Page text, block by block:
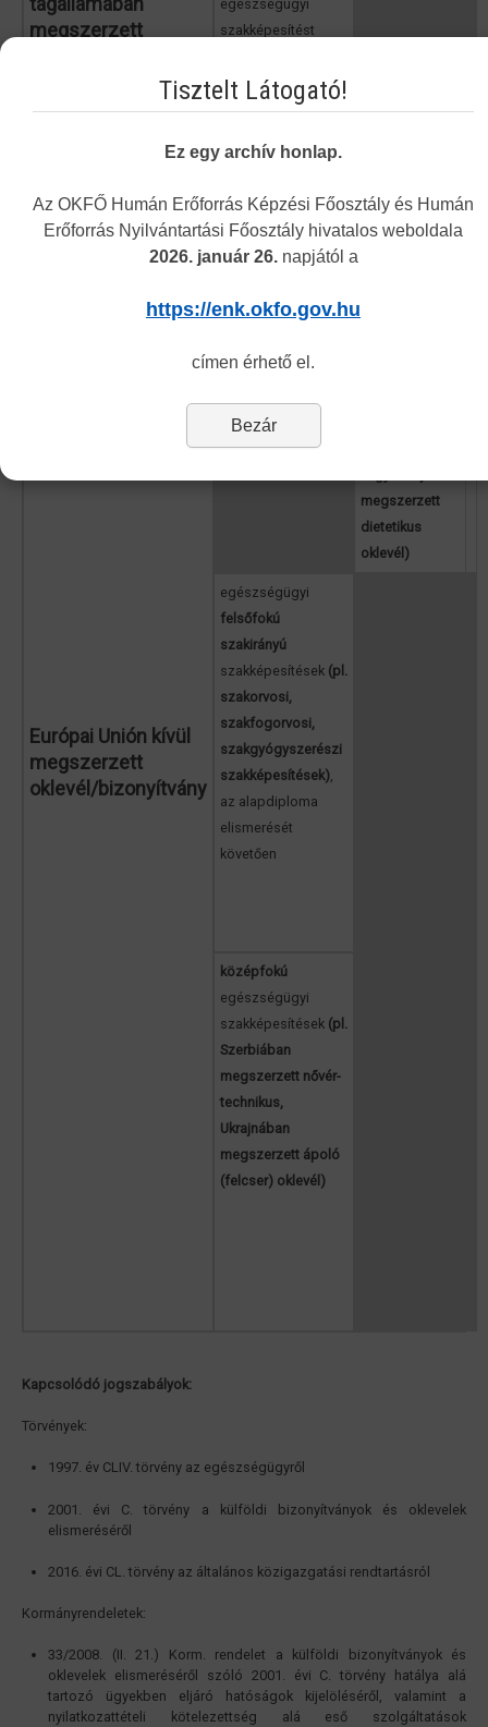
megszerzett
egészségügyi
szakképesítést
oklevél/bizonyítvány
egészségügyi
felsőfokú
megszerzett
dietetikus
oklevél)
Európai Unión kívül
megszerzett
oklevél/bizonyítvány
egészségügyi
felsőfokú
szakirányú
szakképesítések (pl.
szakorvosi,
szakfogorvosi,
szakgyógyszerészi
szakképesítések)
az alapdiploma
elismerését
követően
középfokú
egészségügyi
szakképesítések (pl.
Szerbiában
megszerzett nővér-
technikus,
Ukrajnában
megszerzett ápoló
(felcser) oklevél)
Kapcsolódó jogszabályok:
Törvények:
1997. év CLIV. törvény az egészségügyről
2001. évi C. törvény a külföldi bizonyítványok és oklevelek
elismeréséről
2016. évi CL. törvény az általános közigazgatási rendtartásról
Kormányrendeletek:
33/2008. (II. 21.) Korm. rendelet a külföldi bizonyítványok és
oklevelek elismeréséről szóló 2001. évi C. törvény hatálya alá
tartozó ügyekben eljáró hatóságok kijelöléséről, valamint a
nyilatkozattételi kötelezettség alá eső szolgáltatások
Tisztelt Látogató!
Ez egy archív honlap.
Az OKFŐ Humán Erőforrás Képzési Főosztály és Humán
Erőforrás Nyilvántartási Főosztály hivatalos weboldala
2026. január 26.napjától a
https://enk.okfo.gov.hu
címen érhető el.
Bezár